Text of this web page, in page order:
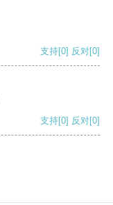
支持[0] 反对[0]
支持[0] 反对[0]